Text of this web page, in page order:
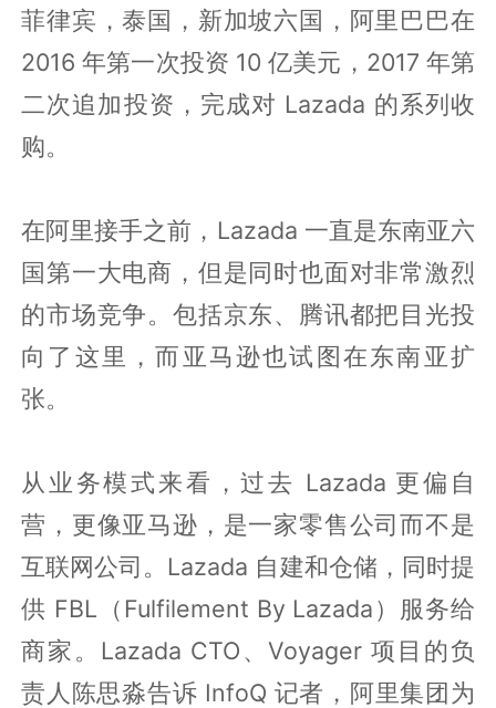
菲律宾，泰国，新加坡六国，阿里巴巴在
2016 年第一次投资 10 亿美元，2017 年第
二次追加投资，完成对 Lazada 的系列收
购。
在阿里接手之前，Lazada 一直是东南亚六
国第一大电商，但是同时也面对非常激烈
的市场竞争。包括京东、腾讯都把目光投
向了这里，而亚马逊也试图在东南亚扩
张。
从业务模式来看，过去 Lazada 更偏自
营，更像亚马逊，是一家零售公司而不是
互联网公司。Lazada 自建和仓储，同时提
供 FBL（Fulfilement By Lazada）服务给
商家。Lazada CTO、Voyager 项目的负
责人陈思淼告诉 InfoQ 记者，阿里集团为